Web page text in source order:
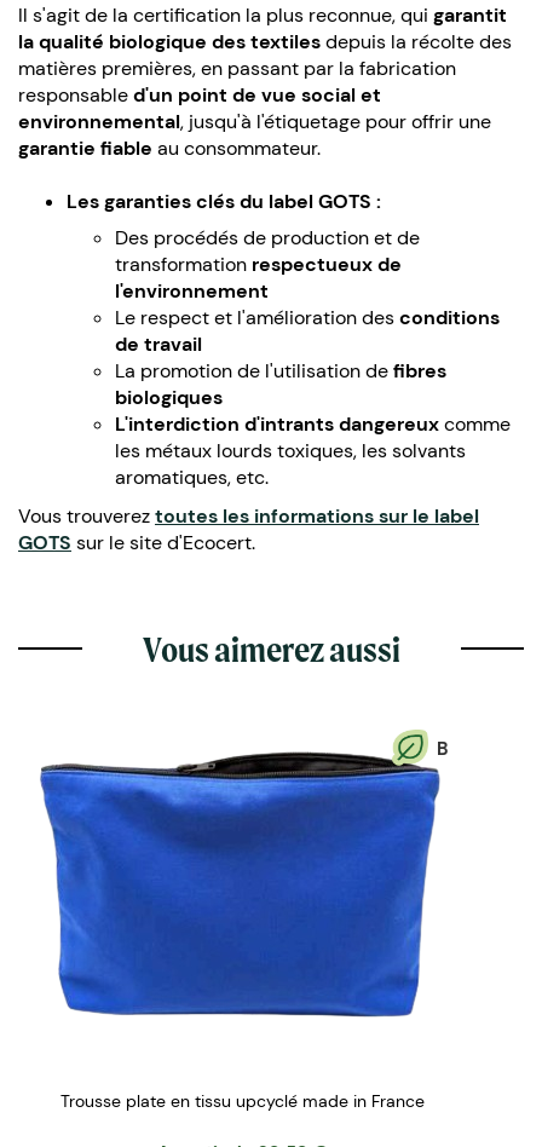
Il s'agit de la certification la plus reconnue, qui garantit
la qualité biologique des textilesdepuis la récolte des
matières premières, en passant par la fabrication
responsabled'un point de vue social et
environnemental, jusqu'à l'étiquetage pour offrir une
garantie fiable au consommateur.
Les garanties clés du label GOTS :
Des procédés de production et de
transformation respectueux de
l'environnement
Le respect et l'amélioration desconditions
de travail
La promotion de l'utilisation defibres
biologiques
L'interdiction d'intrants dangereuxcomme
les métaux lourds toxiques, les solvants
aromatiques, etc.
Vous trouvereztoutes les informations sur le label
GOTS sur le site d'Ecocert.
Vous aimerez aussi
B
Trousse plate en tissu upcyclé made in France